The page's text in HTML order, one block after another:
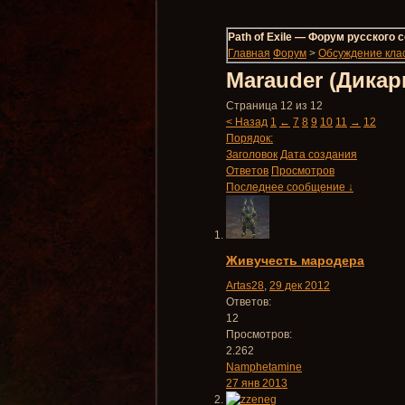
Path of Exile — Форум русского
Главная Форум > Обсуждение
Marauder
Страница 12 из 12
< Назад 1 ← 7 8 9 10 11 → 12
Порядок:
Заголовок Дата создания
Ответов Просмотров
Последнее сообщение ↓
Живучесть мародера
Artas28, 29 дек 2012
Ответов:
12
Просмотров:
2.262
Namphetamine
27 янв 2013